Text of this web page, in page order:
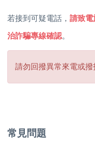
若接到可疑電話， 請致電
治詐騙專線確認。
請勿回撥異常來電或撥
常見問題